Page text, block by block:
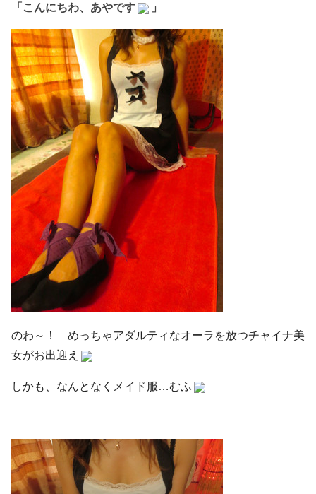
「こんにちわ、あやです 」
のわ～！ めっちゃアダルティなオーラを放つチャイナ美
女がお出迎え
しかも、なんとなくメイド服…むふ